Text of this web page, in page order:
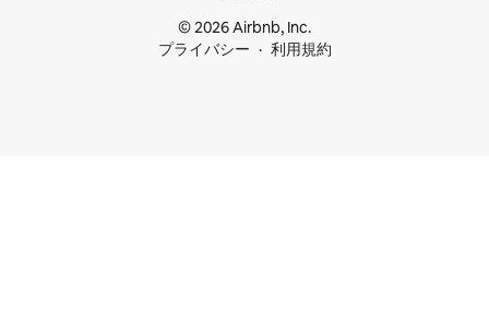
© 2026 Airbnb, Inc.
プライバシー
利用規約